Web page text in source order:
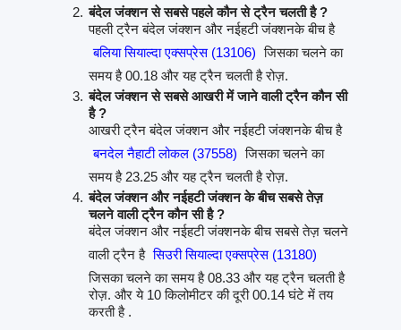
बंदेल जंक्शन से सबसे पहले कौन से ट्रैन चलती है ?
पहली ट्रैन बंदेल जंक्शन और नईहटी जंक्शनके बीच है
बलिया सियाल्दा एक्सप्रेस (13106) जिसका चलने का
समय है 00.18 और यह ट्रैन चलती है रोज़.
बंदेल जंक्शन से सबसे आखरी में जाने वाली ट्रैन कौन सी
है ?
आखरी ट्रैन बंदेल जंक्शन और नईहटी जंक्शनके बीच है
बनदेल नैहाटी लोकल (37558) जिसका चलने का
समय है 23.25 और यह ट्रैन चलती है रोज़.
बंदेल जंक्शन और नईहटी जंक्शन के बीच सबसे तेज़
चलने वाली ट्रैन कौन सी है ?
बंदेल जंक्शन और नईहटी जंक्शनके बीच सबसे तेज़ चलने
वाली ट्रैन है सिउरी सियाल्दा एक्सप्रेस (13180)
जिसका चलने का समय है 08.33 और यह ट्रैन चलती है
रोज़. और ये 10 किलोमीटर की दूरी 00.14 घंटे में तय
करती है .